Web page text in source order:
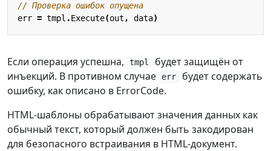
// Проверка ошибок опущена
err = tmpl .Execute(out , data)
Если операция успешна, tmpl
будет защищён от
инъекций. В противном случае
err
будет содержать
ошибку, как описано в ErrorCode.
HTML-шаблоны обрабатывают значения данных как
обычный текст, который должен быть закодирован
для безопасного встраивания в HTML-документ.